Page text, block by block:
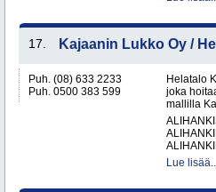
17. Kajaanin Lukko Oy /
Puh. (08) 633 2233
Puh. 0500 383 599
Helatalo
joka
mallilla
Lue lisää..